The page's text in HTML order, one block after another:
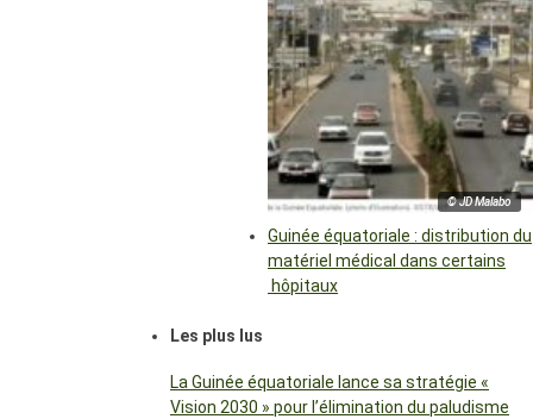
© JD Malabo
Guinée équatoriale : distribution du
matériel médical dans certains
hôpitaux
Les plus lus
La Guinée équatoriale lance sa stratégie «
Vision 2030 » pour l’élimination du paludisme